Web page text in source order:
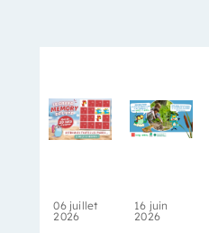
06 juillet
2026
16 juin
2026